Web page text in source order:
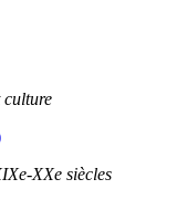
culture
XXe siècles